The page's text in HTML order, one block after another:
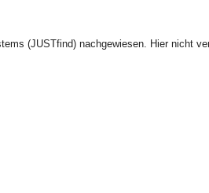
(JUSTfind) nachgewiesen. Hier nicht